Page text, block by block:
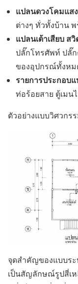
แปลนดวงโคมแส
ต่างๆ ทั่วทั้งบ้าน
แปลนเต้าเสียบ ส
ปลั๊กโทรศัพท์ ปลั๊
ของอุปกรณ์ทั้งห
รายการประกอบ
ท่อร้อยสาย ตู้เม
ตัวอย่างแบบวิศวกร
จุดสำคัญของแบบร
เป็นสัญลักษณ์รูปสี่เ